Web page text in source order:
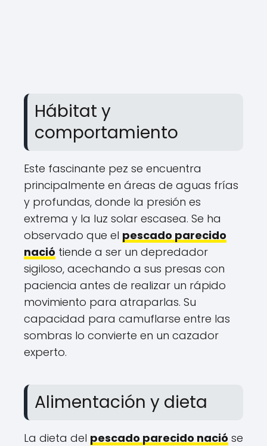
Hábitat y
comportamiento
Este fascinante pez se encuentra
principalmente en áreas de aguas frías
y profundas, donde la presión es
extrema y la luz solar escasea. Se ha
observado que el pescado parecido
nació tiende a ser un depredador
sigiloso, acechando a sus presas con
paciencia antes de realizar un rápido
movimiento para atraparlas. Su
capacidad para camuflarse entre las
sombras lo convierte en un cazador
experto.
Alimentación y dieta
La dieta del pescado parecido nació se